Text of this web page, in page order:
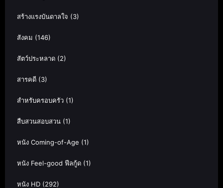
สร้างแรงบันดาลใจ (3)
สังคม (146)
สัตว์ประหลาด (2)
สารคดี (3)
สำหรับครอบครัว (1)
สืบสวนสอบสวน (1)
หนัง Coming-of-Age (1)
หนัง Feel-good ฟีลกู้ด (1)
หนัง HD (292)